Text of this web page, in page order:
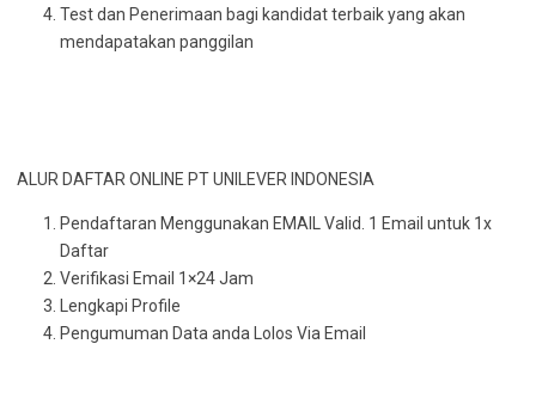
Test dan Penerimaan bagi kandidat terbaik yang akan
mendapatakan panggilan
ALUR DAFTAR ONLINE PT UNILEVER INDONESIA
Pendaftaran Menggunakan EMAIL Valid. 1 Email untuk 1x
Daftar
Verifikasi Email 1×24 Jam
Lengkapi Profile
Pengumuman Data anda Lolos Via Email